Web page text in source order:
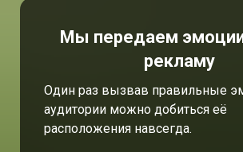
Мы передаем
рекламу
Один раз вызвав правильные
аудитории можно добиться её
расположения навсегда.